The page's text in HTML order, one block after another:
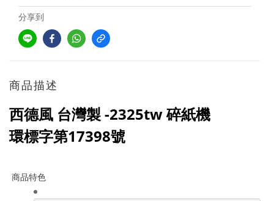
分享到
商品描述
西德風 台灣製-2325tw碎紙機
環標字第17398號
商品特色